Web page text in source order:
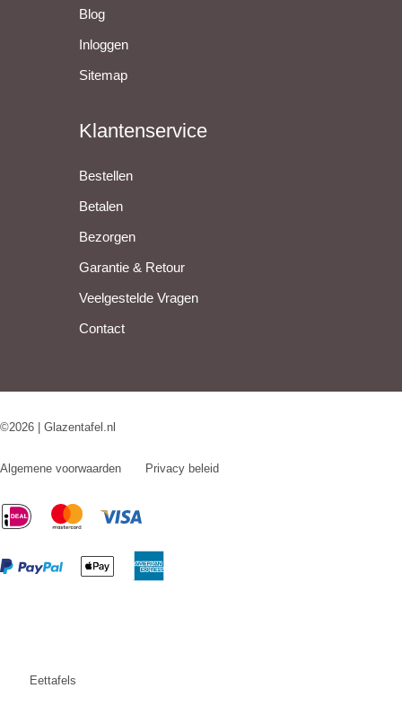
Blog
Inloggen
Sitemap
Klantenservice
Bestellen
Betalen
Bezorgen
Garantie & Retour
Veelgestelde Vragen
Contact
©2026 | Glazentafel.nl
Algemene voorwaarden Privacy beleid
Eettafels